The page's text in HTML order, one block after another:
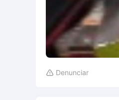
 Denunciar